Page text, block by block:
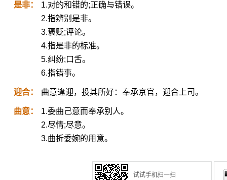
是非：
1.对的和错的;正确与错误。
2.指辨别是非。
3.褒贬;评论。
4.指是非的标准。
5.纠纷;口舌。
6.指错事。
迎合： 曲意逢迎，投其所好：奉承京官，迎合上司。
曲意：
1.委曲己意而奉承别人。
2.尽情;尽意。
3.曲折委婉的用意。
试试手机扫一扫